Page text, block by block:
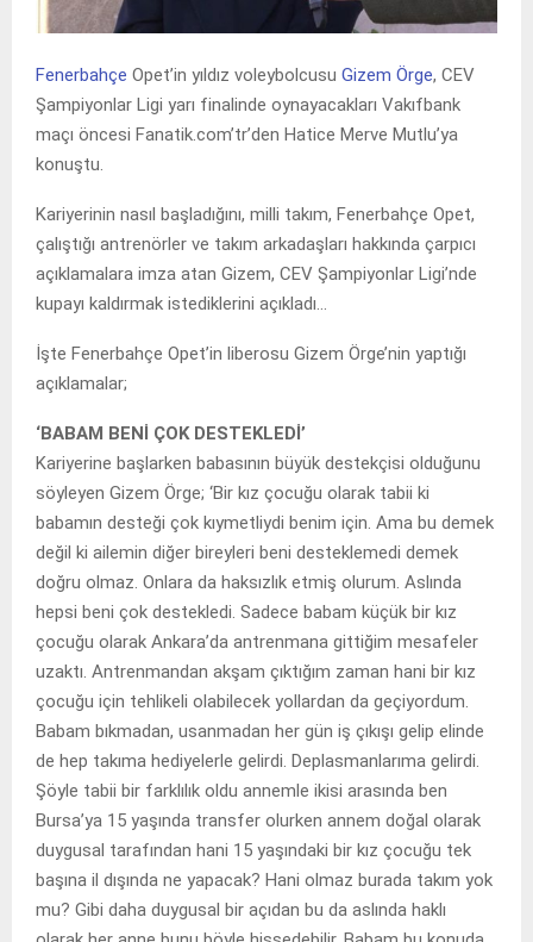
Fenerbahçe Opet’in yıldız voleybolcusu Gizem Örge, CEV
Şampiyonlar Ligi yarı finalinde oynayacakları Vakıfbank
maçı öncesi Fanatik.com’tr’den Hatice Merve Mutlu’ya
konuştu.
Kariyerinin nasıl başladığını, milli takım, Fenerbahçe Opet,
çalıştığı antrenörler ve takım arkadaşları hakkında çarpıcı
açıklamalara imza atan Gizem, CEV Şampiyonlar Ligi’nde
kupayı kaldırmak istediklerini açıkladı…
İşte Fenerbahçe Opet’in liberosu Gizem Örge’nin yaptığı
açıklamalar;
‘BABAM BENİ ÇOK DESTEKLEDİ’
Kariyerine başlarken babasının büyük destekçisi olduğunu
söyleyen Gizem Örge; ‘Bir kız çocuğu olarak tabii ki
babamın desteği çok kıymetliydi benim için. Ama bu demek
değil ki ailemin diğer bireyleri beni desteklemedi demek
doğru olmaz. Onlara da haksızlık etmiş olurum. Aslında
hepsi beni çok destekledi. Sadece babam küçük bir kız
çocuğu olarak Ankara’da antrenmana gittiğim mesafeler
uzaktı. Antrenmandan akşam çıktığım zaman hani bir kız
çocuğu için tehlikeli olabilecek yollardan da geçiyordum.
Babam bıkmadan, usanmadan her gün iş çıkışı gelip elinde
de hep takıma hediyelerle gelirdi. Deplasmanlarıma gelirdi.
Şöyle tabii bir farklılık oldu annemle ikisi arasında ben
Bursa’ya 15 yaşında transfer olurken annem doğal olarak
duygusal tarafından hani 15 yaşındaki bir kız çocuğu tek
başına il dışında ne yapacak? Hani olmaz burada takım yok
mu? Gibi daha duygusal bir açıdan bu da aslında haklı